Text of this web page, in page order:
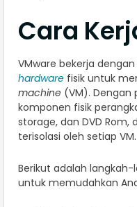
Cara
VMware bekerja
hardware fisik untuk
machine (VM). Dengan
komponen fisik
storage, dan DVD
terisolasi oleh setiap VM.
Berikut adalah langkah-
untuk memudahkan